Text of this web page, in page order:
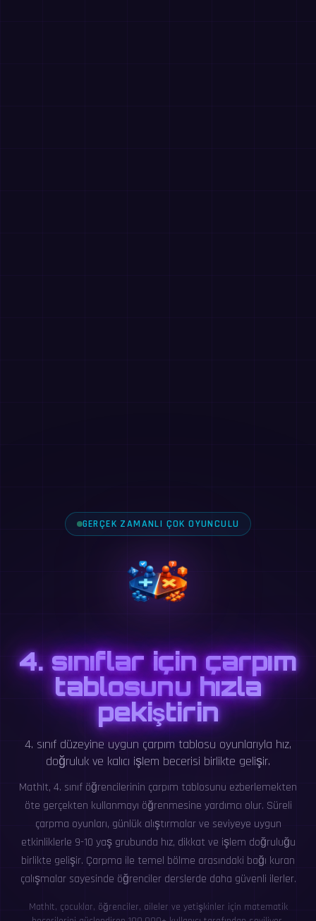
GERÇEK ZAMANLI ÇOK OYUNCULU
4. sınıflar için çarpım
tablosunu hızla
pekiştirin
4. sınıf düzeyine uygun çarpım tablosu oyunlarıyla hız,
doğruluk ve kalıcı işlem becerisi birlikte gelişir.
MathIt, 4. sınıf öğrencilerinin çarpım tablosunu ezberlemekten
öte gerçekten kullanmayı öğrenmesine yardımcı olur. Süreli
çarpma oyunları, günlük alıştırmalar ve seviyeye uygun
etkinliklerle 9-10 yaş grubunda hız, dikkat ve işlem doğruluğu
birlikte gelişir. Çarpma ile temel bölme arasındaki bağı kuran
çalışmalar sayesinde öğrenciler derslerde daha güvenli ilerler.
MathIt, çocuklar, öğrenciler, aileler ve yetişkinler için matematik